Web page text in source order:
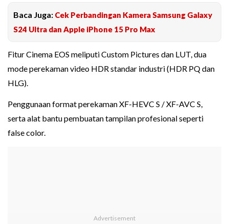
Baca Juga: Cek Perbandingan Kamera Samsung Galaxy
S24 Ultra dan Apple iPhone 15 Pro Max
Fitur Cinema EOS meliputi Custom Pictures dan LUT, dua
mode perekaman video HDR standar industri (HDR PQ dan
HLG).
Penggunaan format perekaman XF-HEVC S / XF-AVC S,
serta alat bantu pembuatan tampilan profesional seperti
false color.